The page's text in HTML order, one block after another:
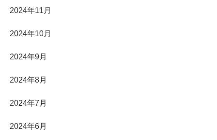
2024年11月
2024年10月
2024年9月
2024年8月
2024年7月
2024年6月